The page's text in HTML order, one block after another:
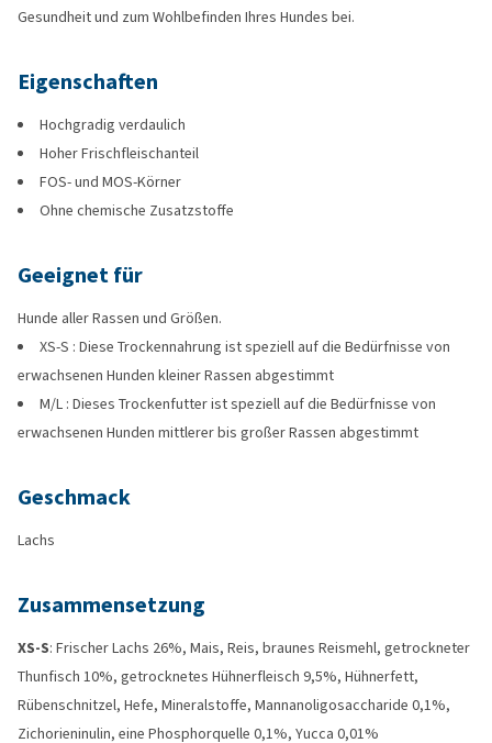
Gesundheit und zum Wohlbefinden Ihres Hundes bei.
Eigenschaften
Hochgradig verdaulich
Hoher Frischfleischanteil
FOS- und MOS-Körner
Ohne chemische Zusatzstoffe
Geeignet für
Hunde aller Rassen und Größen.
XS-S : Diese Trockennahrung ist speziell auf die Bedürfnisse von
erwachsenen Hunden kleiner Rassen abgestimmt
M/L : Dieses Trockenfutter ist speziell auf die Bedürfnisse von
erwachsenen Hunden mittlerer bis großer Rassen abgestimmt
Geschmack
Lachs
Zusammensetzung
XS-S: Frischer Lachs 26%, Mais, Reis, braunes Reismehl, getrockneter
Thunfisch 10%, getrocknetes Hühnerfleisch 9,5%, Hühnerfett,
Rübenschnitzel, Hefe, Mineralstoffe, Mannanoligosaccharide 0,1%,
Zichorieninulin, eine Phosphorquelle 0,1%, Yucca 0,01%